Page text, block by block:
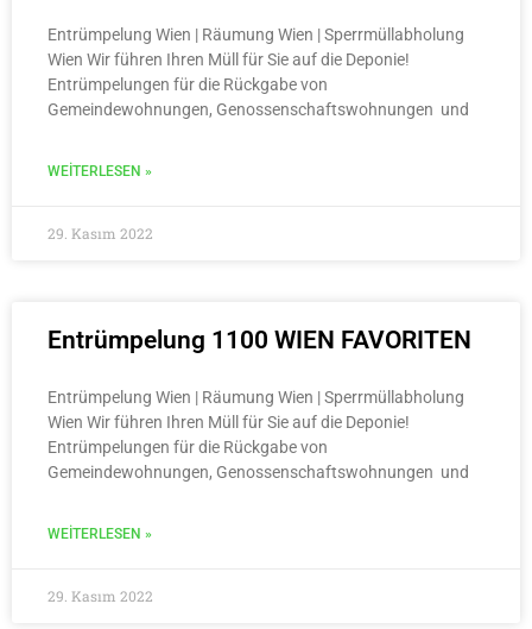
Entrümpelung Wien | Räumung Wien | Sperrmüllabholung
Wien Wir führen Ihren Müll für Sie auf die Deponie!
Entrümpelungen für die Rückgabe von
Gemeindewohnungen, Genossenschaftswohnungen und
WEITERLESEN »
29. Kasım 2022
Entrümpelung 1100 WIEN FAVORITEN
Entrümpelung Wien | Räumung Wien | Sperrmüllabholung
Wien Wir führen Ihren Müll für Sie auf die Deponie!
Entrümpelungen für die Rückgabe von
Gemeindewohnungen, Genossenschaftswohnungen und
WEITERLESEN »
29. Kasım 2022